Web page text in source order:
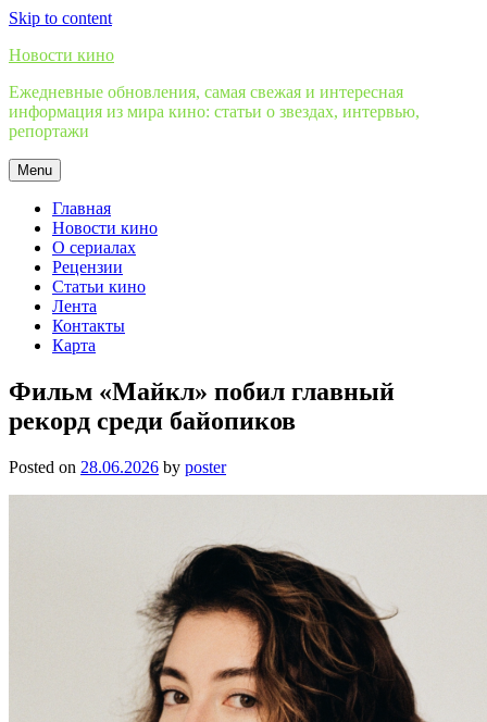
Skip to content
Новости кино
Ежедневные обновления, самая свежая и интересная
информация из мира кино: статьи о звездах, интервью,
репортажи
Menu
Главная
Новости кино
О сериалах
Рецензии
Статьи кино
Лента
Контакты
Карта
Фильм «Майкл» побил главный
рекорд среди байопиков
Posted on 28.06.2026 by poster